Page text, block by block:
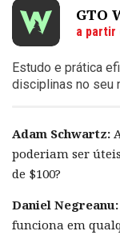
GTO
a partir
Estudo e prática
disciplinas no seu
Adam Schwartz:
poderiam ser
de $100?
Daniel Negreanu:
funciona em